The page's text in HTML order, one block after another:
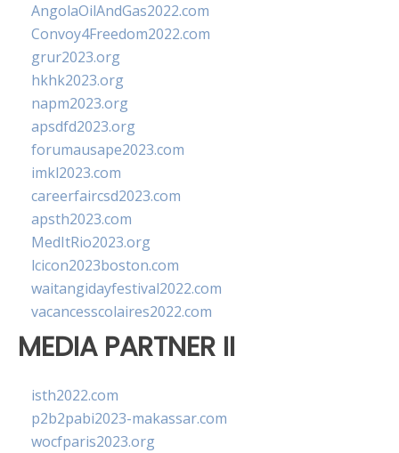
AngolaOilAndGas2022.com
Convoy4Freedom2022.com
grur2023.org
hkhk2023.org
napm2023.org
apsdfd2023.org
forumausape2023.com
imkl2023.com
careerfaircsd2023.com
apsth2023.com
MedItRio2023.org
lcicon2023boston.com
waitangidayfestival2022.com
vacancesscolaires2022.com
MEDIA PARTNER II
isth2022.com
p2b2pabi2023-makassar.com
wocfparis2023.org